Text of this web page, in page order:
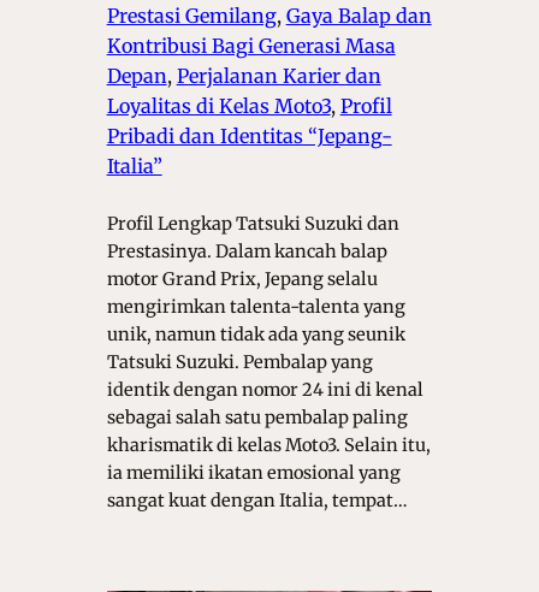
Prestasi Gemilang, Gaya Balap dan
Kontribusi Bagi Generasi Masa
Depan, Perjalanan Karier dan
Loyalitas di Kelas Moto3, Profil
Pribadi dan Identitas “Jepang-
Italia”
Profil Lengkap Tatsuki Suzuki dan
Prestasinya. Dalam kancah balap
motor Grand Prix, Jepang selalu
mengirimkan talenta-talenta yang
unik, namun tidak ada yang seunik
Tatsuki Suzuki. Pembalap yang
identik dengan nomor 24 ini di kenal
sebagai salah satu pembalap paling
kharismatik di kelas Moto3. Selain itu,
ia memiliki ikatan emosional yang
sangat kuat dengan Italia, tempat…